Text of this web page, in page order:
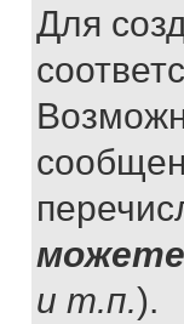
Для
можете
и т.п.).